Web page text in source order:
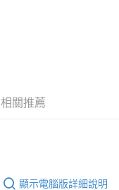
相關推薦
顯示電腦版詳細說明